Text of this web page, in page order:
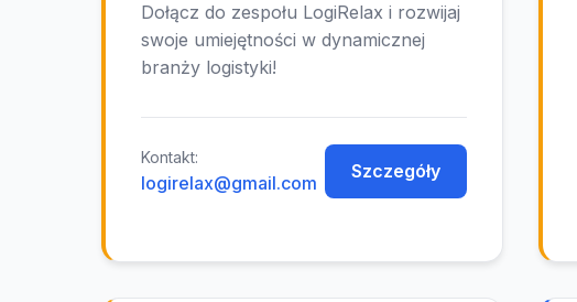
Dołącz do zespołu LogiRelax i rozwijaj
swoje umiejętności w dynamicznej
branży logistyki!
Kontakt:
logirelax@gmail.com
Szczegóły